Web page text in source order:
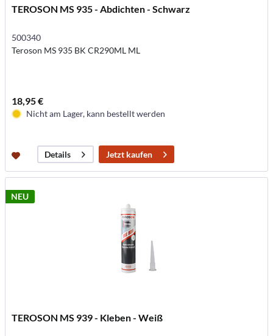
TEROSON MS 935 - Abdichten - Schwarz
500340
Teroson MS 935 BK CR290ML ML
18,95 €
Nicht am Lager, kann bestellt werden
Details Jetzt kaufen
NEU
TEROSON MS 939 - Kleben - Weiß